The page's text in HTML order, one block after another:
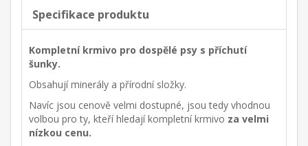
Specifikace produktu
Kompletní krmivo pro dospělé psy s příchutí
šunky.
Obsahují minerály a přírodní složky.
Navíc jsou cenově velmi dostupné, jsou tedy vhodnou
volbou pro ty, kteří hledají kompletní krmivo za velmi
nízkou cenu.